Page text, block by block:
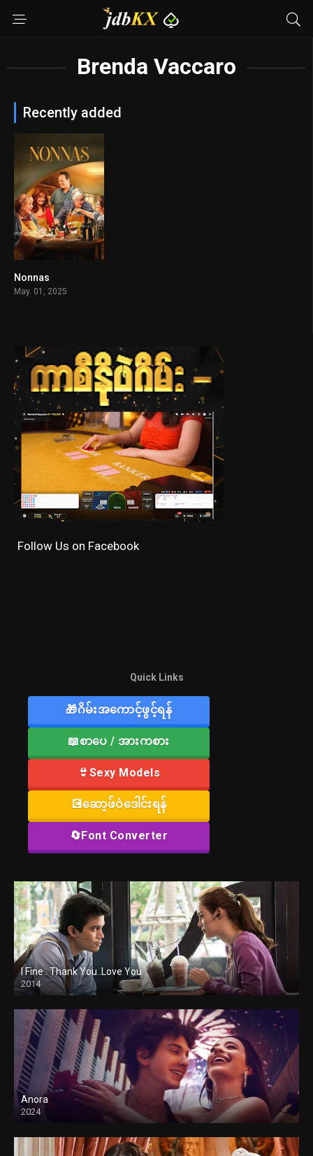
Brenda Vaccaro
Recently added
Nonnas
May. 01, 2025
Follow Us on Facebook
Quick Links
🎁ဂိမ်းအကောင့်ဖွင့်ရန်
📖စာပေ / အားကစား
👙Sexy Models
💽ဆော့ဖ်ဝဲဒေါင်းရန်
🔄Font Converter
I Fine.. Thank You..Love You
2014
Anora
2024